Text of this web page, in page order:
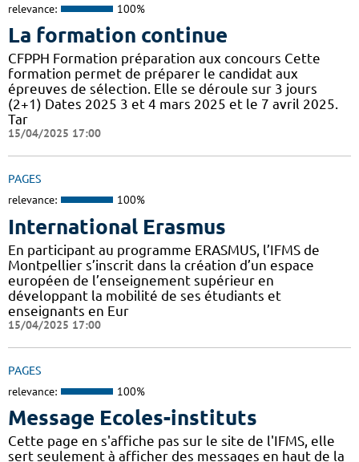
relevance: 100%
La formation continue
CFPPH Formation préparation aux concours Cette
formation permet de préparer le candidat aux
épreuves de sélection. Elle se déroule sur 3 jours
(2+1) Dates 2025 3 et 4 mars 2025 et le 7 avril 2025.
Tar
15/04/2025 17:00
PAGES
relevance: 100%
International Erasmus
En participant au programme ERASMUS, l’IFMS de
Montpellier s’inscrit dans la création d’un espace
européen de l’enseignement supérieur en
développant la mobilité de ses étudiants et
enseignants en Eur
15/04/2025 17:00
PAGES
relevance: 100%
Message Ecoles-instituts
Cette page en s'affiche pas sur le site de l'IFMS, elle
sert seulement à afficher des messages en haut de la